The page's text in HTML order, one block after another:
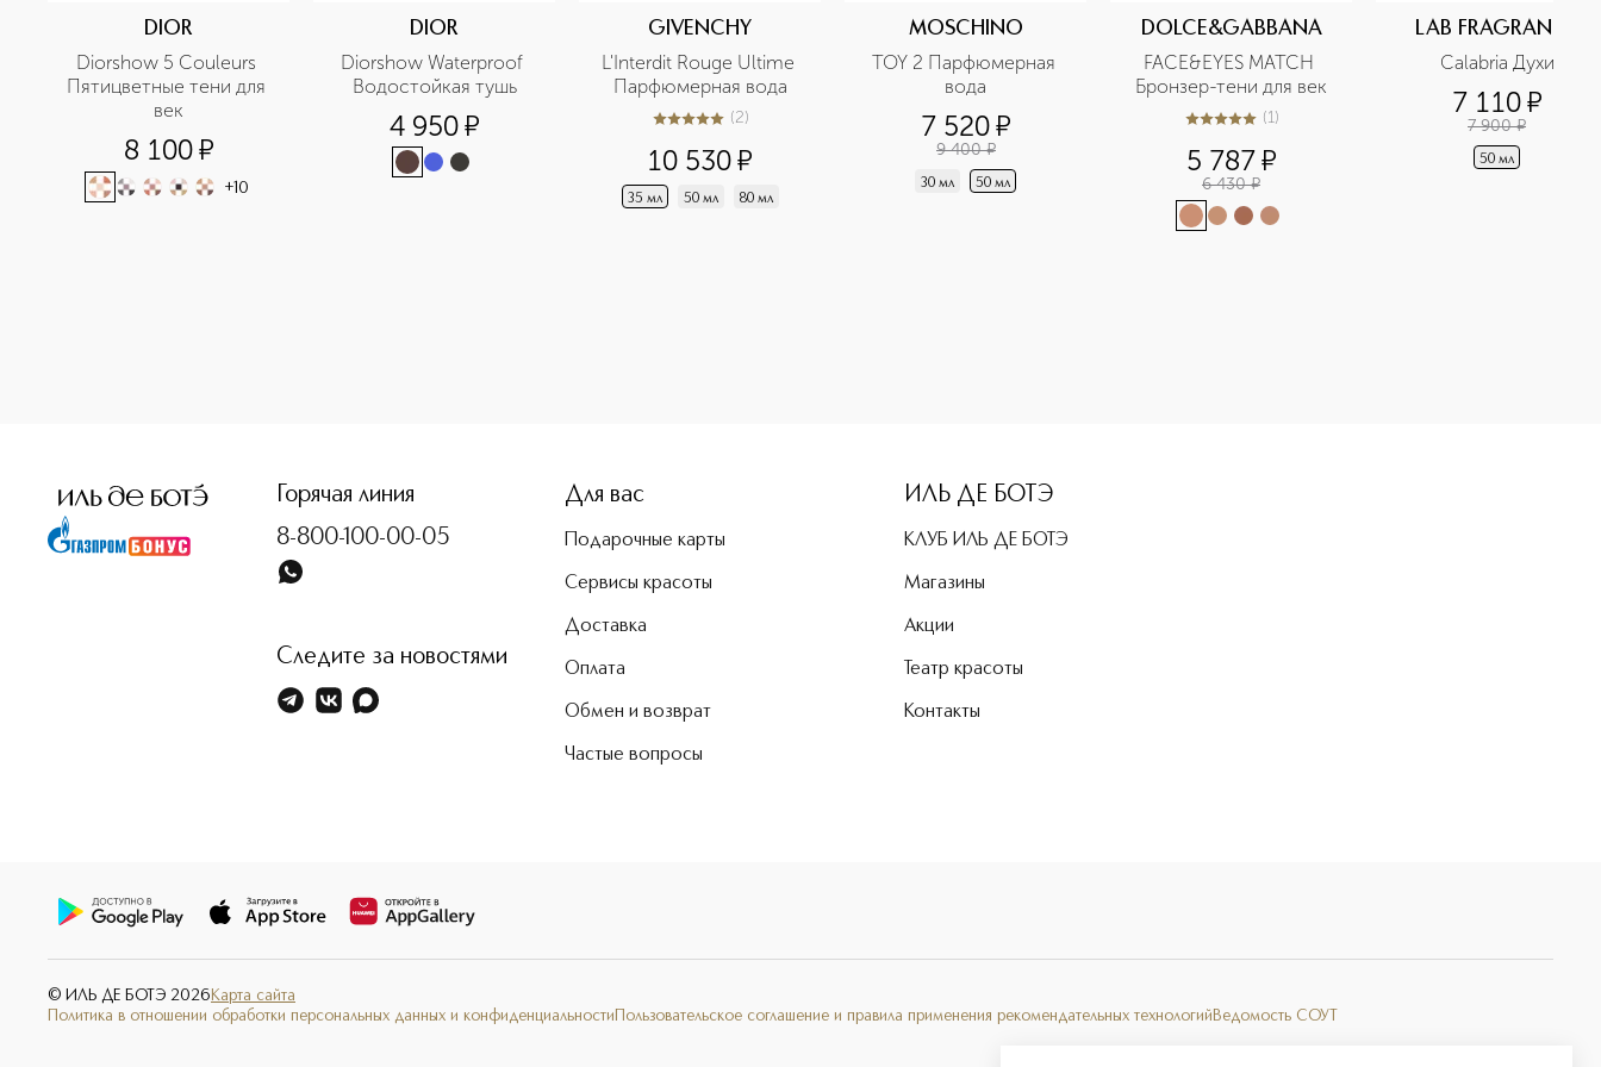
DIOR
Diorshow 5 Couleurs
Пятицветные тени для
век
8 100¤
+10
DIOR
Diorshow Waterproof
Водостойкая тушь
4 950¤
GIVENCHY
L'Interdit Rouge Ultime
Парфюмерная вода
5из 52 (2)
10 530¤
35 мл 50 мл 80 мл
MOSCHINO
TOY 2 Парфюмерная
вода
7 520¤
9 400 ¤
30 мл 50 мл
DOLCE&GABBANA
FACE&EYES MATCH
Бронзер-тени для век
5из 51 (1)
5 787¤
6 430 ¤
LAB FRAGRANCE
Calabria Духи
7 110¤
7 900 ¤
50 мл
Горячая линия
8-800-100-00-05
Следите за новостями
Для вас
Подарочные карты
Сервисы красоты
Доставка
Оплата
Обмен и возврат
Частые вопросы
ИЛЬ ДЕ БОТЭ
КЛУБ ИЛЬ ДЕ БОТЭ
Магазины
Акции
Театр красоты
Контакты
© ИЛЬ ДЕ БОТЭ 2026 Карта сайта
Политика в отношении обработки персональных данных и конфиденциальности Пользовательское соглашение и правила применения рекомендательных технологий Ведомость СОУТ